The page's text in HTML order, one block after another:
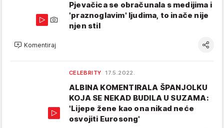
Pjevačica se obračunala s medijima i
'praznoglavim' ljudima, to inače nije
njen stil
Komentiraj
CELEBRITY 17.5.2022.
ALBINA KOMENTIRALA ŠPANJOLKU
KOJA SE NEKAD BUDILA U SUZAMA:
'Lijepe žene kao ona nikad neće
osvojiti Eurosong'